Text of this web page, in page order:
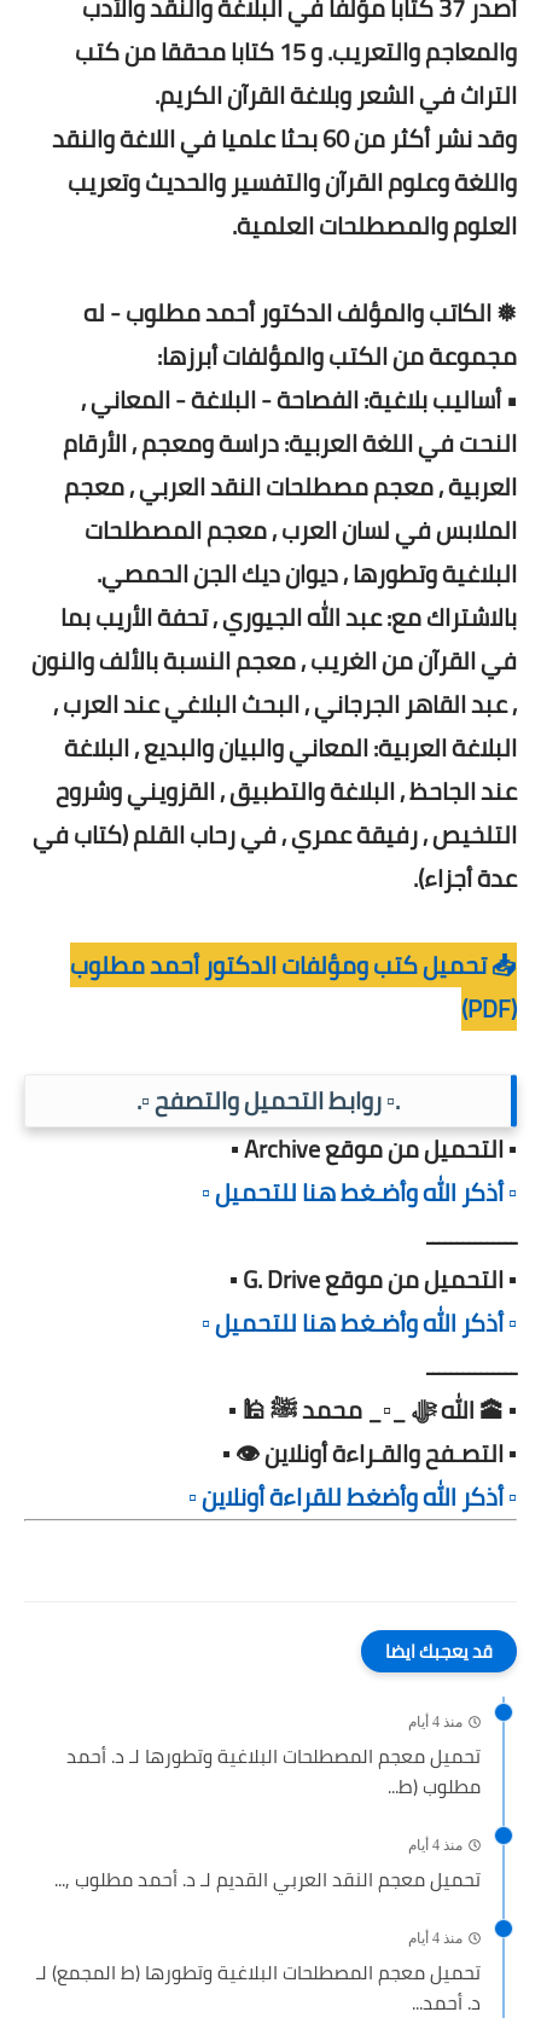
والمعاجم والتعريب. و 15 كتابا محققا من كتب
التراث في الشعر وبلاغة القرآن الكريم.
وقد نشر أكثر من 60 بحثا علميا في اللاغة والنقد
واللغة وعلوم القرآن والتفسير والحديث وتعريب
العلوم والمصطلحات العلمية.
❅ الكاتب والمؤلف الدكتور أحمد مطلوب - له
مجموعة من الكتب والمؤلفات أبرزها:
• أساليب بلاغية: الفصاحة - البلاغة - المعاني ,
النحت في اللغة العربية: دراسة ومعجم , الأرقام
العربية , معجم مصطلحات النقد العربي , معجم
الملابس في لسان العرب , معجم المصطلحات
البلاغية وتطورها , ديوان ديك الجن الحمصي.
بالاشتراك مع: عبد الله الجيوري , تحفة الأريب بما
في القرآن من الغريب , معجم النسبة بالألف والنون
, عبد القاهر الجرجاني , البحث البلاغي عند العرب ,
البلاغة العربية: المعاني والبيان والبديع , البلاغة
عند الجاحظ , البلاغة والتطبيق , القزويني وشروح
التلخيص , رفيقة عمري , في رحاب القلم (كتاب في
عدة أجزاء).
📥 تحميل كتب ومؤلفات الدكتور أحمد مطلوب
(PDF)
.▫️ روابط التحميل والتصفح ▫️.
▪️ التحميل من موقع Archive ▪️
▫️ أذكر الله وأضـغط هنا للتحميل ▫️
ـــــــــــــــ
▪️ التحميل من موقع G. Drive ▪️
▫️ أذكر الله وأضـغط هنا للتحميل ▫️
ـــــــــــــــ
▪️ 🕋 الله ﷻ _▫️_ محمد ﷺ 🕌 ▪️
▪️ التصـفح والقـراءة أونلاين 👁️ ▪️
▫️ أذكر الله وأضغط للقراءة أونلاين ▫️
قد يعجبك ايضا
منذ 4 أيام
تحميل معجم المصطلحات البلاغية وتطورها لـ د. أحمد
مطلوب (ط...
منذ 4 أيام
تحميل معجم النقد العربي القديم لـ د. أحمد مطلوب ,...
منذ 4 أيام
تحميل معجم المصطلحات البلاغية وتطورها (ط المجمع) لـ
د. أحمد...